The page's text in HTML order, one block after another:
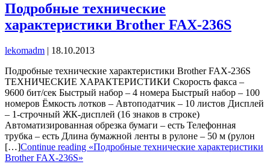
Подробные технические
характеристики Brother FAX-236S
lekomadm | 18.10.2013
Подробные технические характеристики Brother FAX-236S
ТЕХНИЧЕСКИЕ ХАРАКТЕРИСТИКИ Скорость факса –
9600 бит/сек Быстрый набор – 4 номера Быстрый набор – 100
номеров Ёмкость лотков – Автоподатчик – 10 листов Дисплей
– 1-строчный ЖК-дисплей (16 знаков в строке)
Автоматизированная обрезка бумаги – есть Телефонная
трубка – есть Длина бумажной ленты в рулоне – 50 м (рулон
[…]Continue reading «Подробные технические характеристики
Brother FAX-236S»